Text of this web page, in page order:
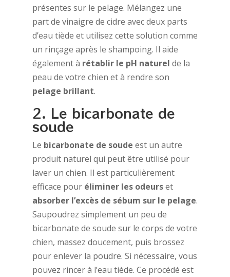
présentes sur le pelage. Mélangez une
part de vinaigre de cidre avec deux parts
d’eau tiède et utilisez cette solution comme
un rinçage après le shampoing. Il aide
également à rétablir le pH naturel de la
peau de votre chien et à rendre son
pelage brillant.
2. Le bicarbonate de
soude
Le bicarbonate de soude est un autre
produit naturel qui peut être utilisé pour
laver un chien. Il est particulièrement
efficace pour éliminer les odeurset
absorber l’excès de sébum sur le pelage.
Saupoudrez simplement un peu de
bicarbonate de soude sur le corps de votre
chien, massez doucement, puis brossez
pour enlever la poudre. Si nécessaire, vous
pouvez rincer à l’eau tiède. Ce procédé est